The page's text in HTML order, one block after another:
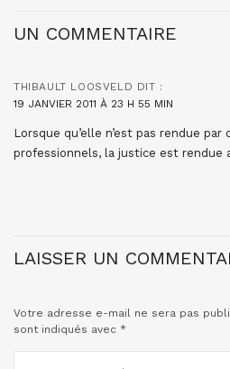
UN COMMENTAIRE
THIBAULT LOOSVELD DIT :
19 JANVIER 2011 À 23 H 55 MIN
Lorsque qu’elle n’est pas rendue par
professionnels, la justice est rendue
LAISSER UN
Votre adresse e-mail ne sera pas
sont indiqués avec *